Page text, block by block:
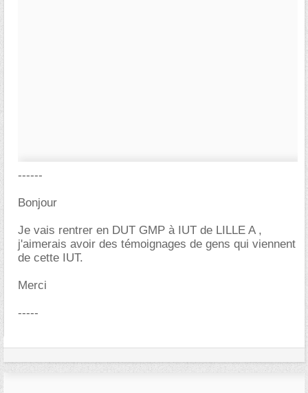
------
Bonjour
Je vais rentrer en DUT GMP à IUT de LILLE A ,
j'aimerais avoir des témoignages de gens qui viennent
de cette IUT.
Merci
-----